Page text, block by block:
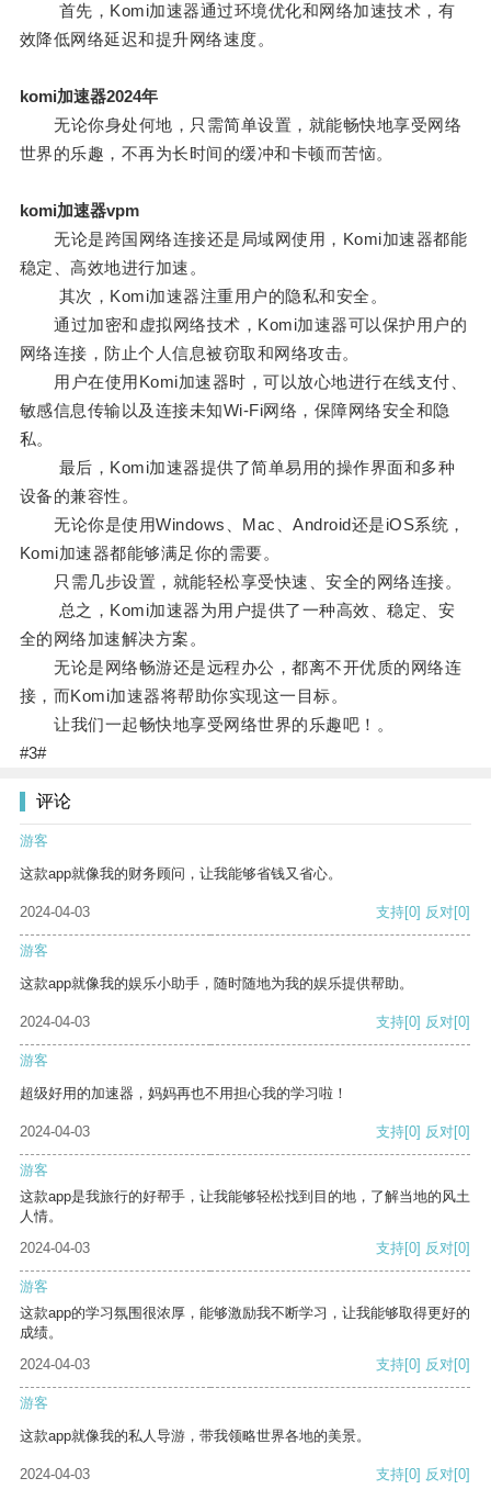
首先，Komi加速器通过环境优化和网络加速技术，有
效降低网络延迟和提升网络速度。
komi加速器2024年
无论你身处何地，只需简单设置，就能畅快地享受网络
世界的乐趣，不再为长时间的缓冲和卡顿而苦恼。
komi加速器vpm
无论是跨国网络连接还是局域网使用，Komi加速器都能
稳定、高效地进行加速。
其次，Komi加速器注重用户的隐私和安全。
通过加密和虚拟网络技术，Komi加速器可以保护用户的
网络连接，防止个人信息被窃取和网络攻击。
用户在使用Komi加速器时，可以放心地进行在线支付、
敏感信息传输以及连接未知Wi-Fi网络，保障网络安全和隐
私。
最后，Komi加速器提供了简单易用的操作界面和多种
设备的兼容性。
无论你是使用Windows、Mac、Android还是iOS系统，
Komi加速器都能够满足你的需要。
只需几步设置，就能轻松享受快速、安全的网络连接。
总之，Komi加速器为用户提供了一种高效、稳定、安
全的网络加速解决方案。
无论是网络畅游还是远程办公，都离不开优质的网络连
接，而Komi加速器将帮助你实现这一目标。
让我们一起畅快地享受网络世界的乐趣吧！。
#3#
评论
游客
这款app就像我的财务顾问，让我能够省钱又省心。
2024-04-03 支持[0] 反对[0]
游客
这款app就像我的娱乐小助手，随时随地为我的娱乐提供帮助。
2024-04-03 支持[0] 反对[0]
游客
超级好用的加速器，妈妈再也不用担心我的学习啦！
2024-04-03 支持[0] 反对[0]
游客
这款app是我旅行的好帮手，让我能够轻松找到目的地，了解当地的风土
人情。
2024-04-03
支持[0] 反对[0]
游客
这款app的学习氛围很浓厚，能够激励我不断学习，让我能够取得更好的
成绩。
2024-04-03
支持[0] 反对[0]
游客
这款app就像我的私人导游，带我领略世界各地的美景。
2024-04-03 支持[0] 反对[0]